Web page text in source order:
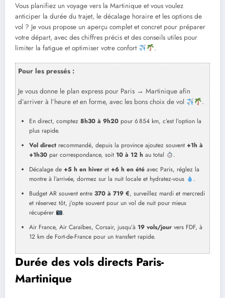
Vous planifiez un voyage vers la Martinique et vous voulez
anticiper la durée du trajet, le décalage horaire et les options de
vol ? Je vous propose un aperçu complet et concret pour préparer
votre départ, avec des chiffres précis et des conseils utiles pour
limiter la fatigue et optimiser votre confort
.
Pour les pressés :
Je vous donne le plan express pour Paris → Martinique afin
d’arriver à l’heure et en forme, avec les bons choix de vol
.
En direct, comptez 8h30 à 9h20 pour 6 854 km, c’est l’option la
plus rapide.
Vol direct recommandé, depuis la province ajoutez souvent +1h à
+1h30 par correspondance, soit 10 à 12 h au total
.
Décalage de +5 h en hiver et +6 h en été avec Paris, réglez la
montre à l’arrivée, dormez sur la nuit locale et hydratez-vous
.
Budget AR souvent entre 370 à 719 €, surveillez mardi et mercredi
et réservez tôt, j’opte souvent pour un vol de nuit pour mieux
récupérer
.
Air France, Air Caraïbes, Corsair, jusqu’à 19 vols/jour vers FDF, à
12 km de Fort-de-France pour un transfert rapide.
Durée des vols directs Paris-
Martinique